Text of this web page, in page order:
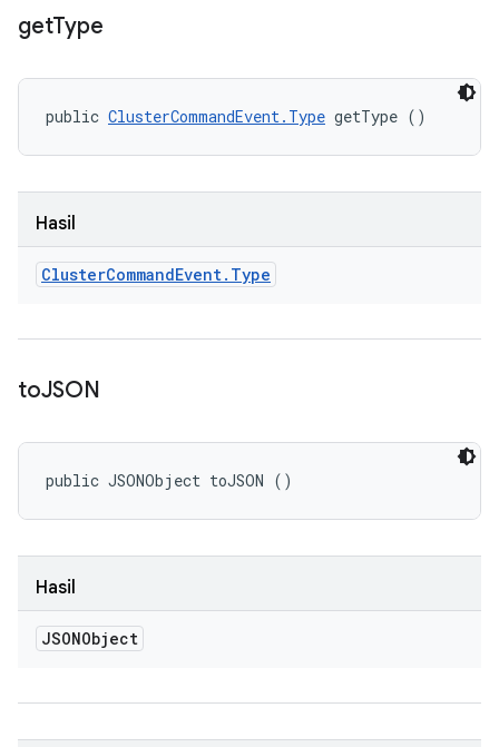
getType
public ClusterCommandEvent.Type getType ()
Hasil
ClusterCommandEvent. Type
toJSON
public JSONObject toJSON ()
Hasil
JSONObject